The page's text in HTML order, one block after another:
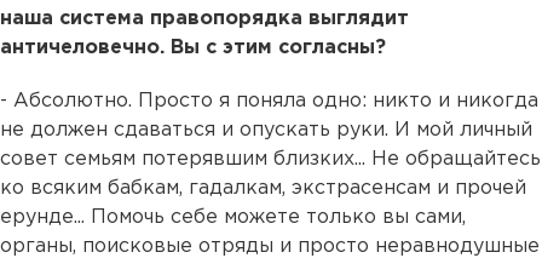
наша система правопорядка выглядит
античеловечно. Вы с этим согласны?
- Абсолютно. Просто я поняла одно: никто и никогда
не должен сдаваться и опускать руки. И мой личный
совет семьям потерявшим близких... Не обращайтесь
ко всяким бабкам, гадалкам, экстрасенсам и прочей
ерунде... Помочь себе можете только вы сами,
органы, поисковые отряды и просто неравнодушные